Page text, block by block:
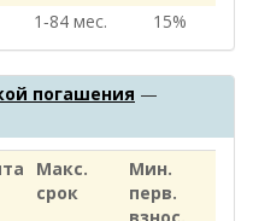
1‑84 мес. 15%
погашения —
Макс.
срок
Мин.
перв.